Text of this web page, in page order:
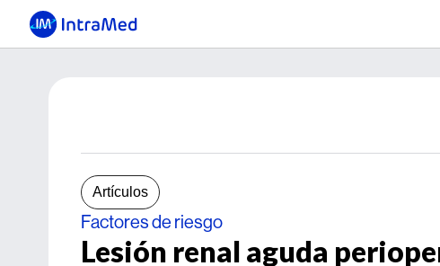
Artículos
Factores de riesgo
Lesión renal aguda